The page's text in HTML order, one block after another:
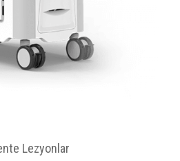
Lezyonlar